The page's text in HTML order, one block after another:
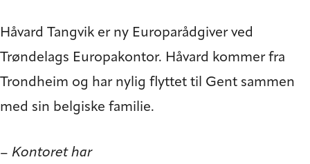
Håvard Tangvik er ny Europarådgiver ved
Trøndelags Europakontor. Håvard kommer fra
Trondheim og har nylig flyttet til Gent sammen
med sin belgiske familie.
– Kontoret har